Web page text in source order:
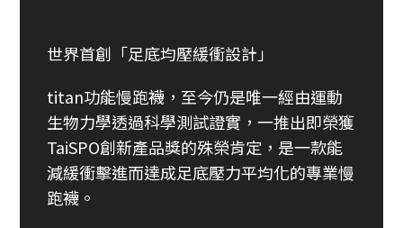
世界首創「足底均壓緩衝設計」
titan功能慢跑襪，至今仍是唯一經由運動
生物力學透過科學測試證實，一推出即榮獲
TaiSPO創新產品獎的殊榮肯定，是一款能
減緩衝擊進而達成足底壓力平均化的專業慢
跑襪。